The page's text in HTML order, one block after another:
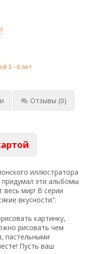
3 - 6 лет
Отзывы (0)
иллюстратора
эти альбомы
весь мир! В серии
вкусности".
картинку,
рисовать чем
пастельными
Пусть ваш